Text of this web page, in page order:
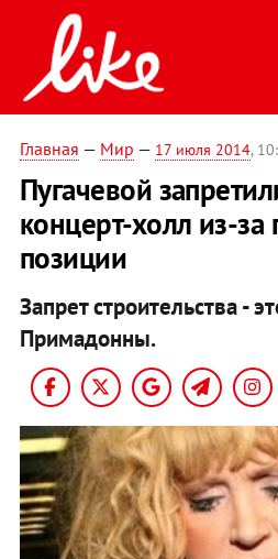
Главная — Мир — 17 июля 2014,
Пугачевой
концерт-холл из-за
позиции
Запрет строительства -
Примадонны.